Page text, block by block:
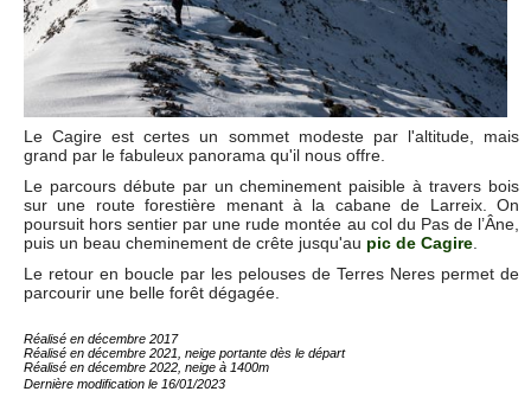
Le Cagire est certes un sommet modeste par l'altitude, mais
grand par le fabuleux panorama qu'il nous offre.
Le parcours débute par un cheminement paisible à travers bois
sur une route forestière menant à la cabane de Larreix. On
poursuit hors sentier par une rude montée au col du Pas de l’Âne,
puis un beau cheminement de crête jusqu'au pic de Cagire
Le retour en boucle par les pelouses de Terres Neres permet de
parcourir une belle forêt dégagée.
Réalisé en décembre 2017
Réalisé en décembre 2021, neige portante dès le départ
Réalisé en décembre 2022, neige à 1400m
Dernière modification le 16/01/2023